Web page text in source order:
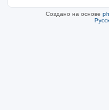
Создано на основе